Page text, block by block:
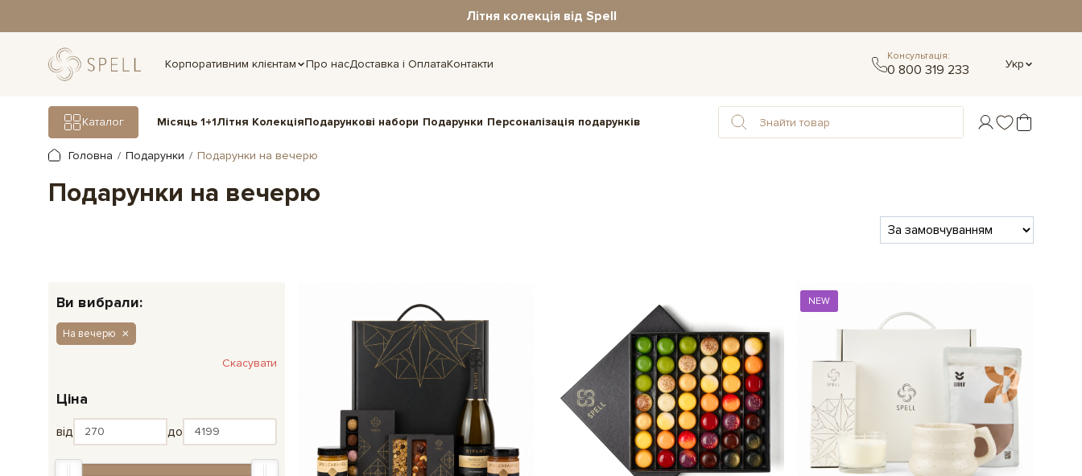
Літня колекція від Spell
Корпоративним клієнтам Про насДоставка і ОплатаКонтакти
Консультація:
0 800 319 233 Укр
Каталог Місяць 1+1Літня КолекціяПодарункові набори Подарунки Персоналізація подарунків
Головна Подарунки Подарунки на вечерю
Подарунки на вечерю
Ви вибрали:
На вечерю
Скасувати
Ціна
від до
NEW